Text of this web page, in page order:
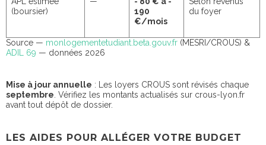
(boursier)
190
€/mois
du foyer
Source — monlogementetudiant.beta.gouv.fr (MESRI/CROUS) &
ADIL 69 — données 2026
Mise à jour annuelle : Les loyers CROUS sont révisés chaque
septembre . Vérifiez les montants actualisés sur crous-lyon.fr
avant tout dépôt de dossier.
LES AIDES POUR ALLÉGER VOTRE BUDGET